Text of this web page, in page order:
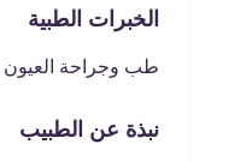
الخبرات الطبية
طب وجراحة العيون
نبذة عن الطبيب